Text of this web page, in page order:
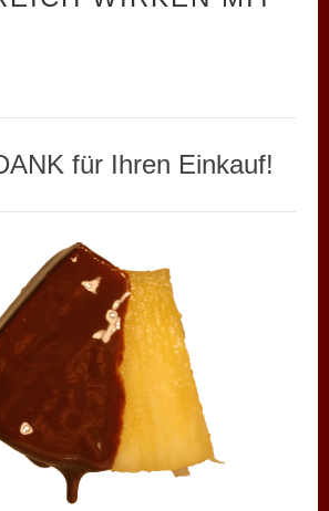
für Ihren Einkauf!